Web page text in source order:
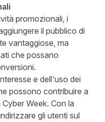
promozionali, i
il pubblico di
vantaggiose, ma
che possano
e dell'uso dei
possono contribuire a
Week. Con la
gli utenti sul